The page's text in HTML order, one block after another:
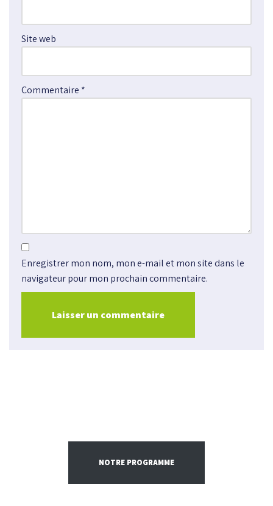
Site web
Commentaire *
Enregistrer mon nom, mon e-mail et mon site dans le
navigateur pour mon prochain commentaire.
e
:
NOTRE PROGRAMME